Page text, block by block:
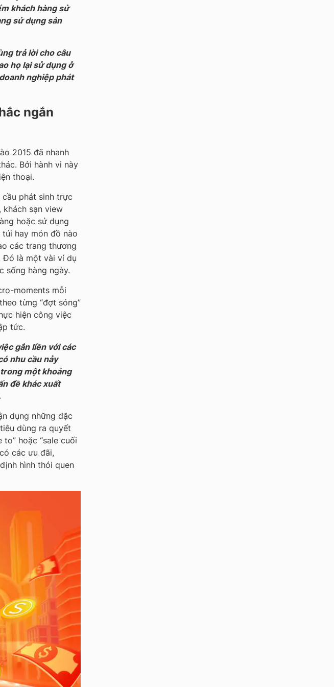
khách hàng sử
sử dụng sản
trả lời cho câu
họ lại sử dụng ở
nghiệp phát
ngắn
2015 đã nhanh
Bởi hành vi này
thoại.
phát sinh trực
sạn view
hoặc sử dụng
hay món đồ nào
các trang thương
Đó là một vài ví dụ
sống hàng ngày.
moments mỗi
từng “đợt sóng”
hiện công việc
tức.
gắn liền với các
nhu cầu nảy
một khoảng
đề khác xuất
dụng những đặc
dùng ra quyết
hoặc “sale cuối
các ưu đãi,
hình thói quen